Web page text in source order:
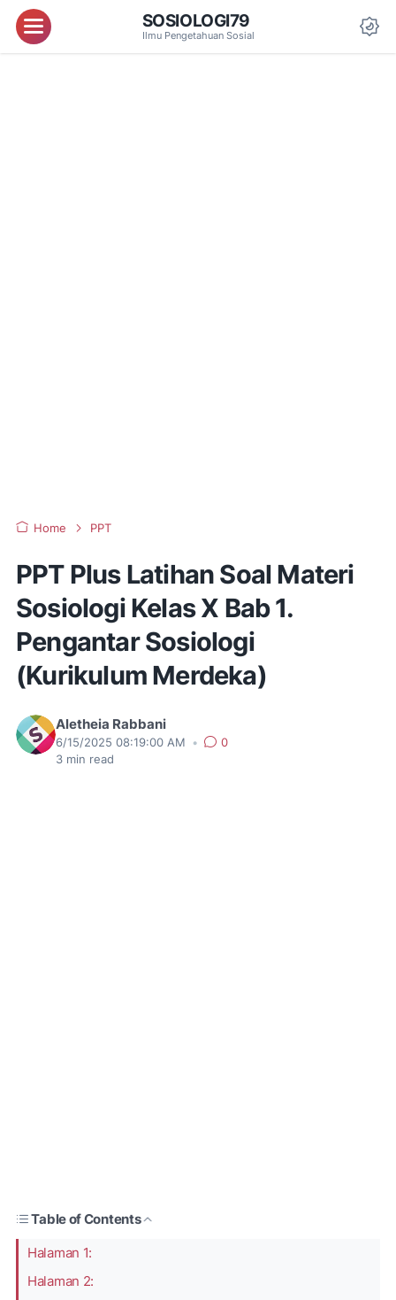
Menu SOSIOLOGI79
Ilmu Pengetahuan Sosial
Home PPT
PPT Plus Latihan Soal Materi
Sosiologi Kelas X Bab 1.
Pengantar Sosiologi
(Kurikulum Merdeka)
Aletheia Rabbani
6/15/2025 08:19:00 AM •
0
3 min read
Table of Contents
Halaman 1:
Halaman 2: